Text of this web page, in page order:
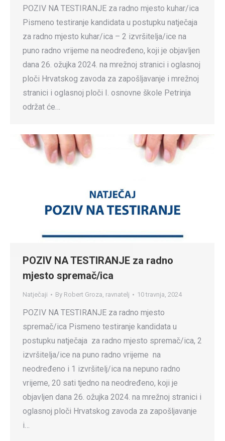
POZIV NA TESTIRANJE za radno mjesto kuhar/ica
Pismeno testiranje kandidata u postupku natječaja
za radno mjesto kuhar/ica – 2 izvršitelja/ice na
puno radno vrijeme na neodređeno, koji je objavljen
dana 26. ožujka 2024. na mrežnoj stranici i oglasnoj
ploči Hrvatskog zavoda za zapošljavanje i mrežnoj
stranici i oglasnoj ploči I. osnovne škole Petrinja
održat će…
POZIV NA TESTIRANJE za radno
mjesto spremač/ica
Natječaji By Robert Groza, ravnatelj 10 travnja, 2024
POZIV NA TESTIRANJE za radno mjesto
spremač/ica Pismeno testiranje kandidata u
postupku natječaja za radno mjesto spremač/ica, 2
izvršitelja/ice na puno radno vrijeme na
neodređeno i 1 izvršitelj/ica na nepuno radno
vrijeme, 20 sati tjedno na neodređeno, koji je
objavljen dana 26. ožujka 2024. na mrežnoj stranici i
oglasnoj ploči Hrvatskog zavoda za zapošljavanje
i…